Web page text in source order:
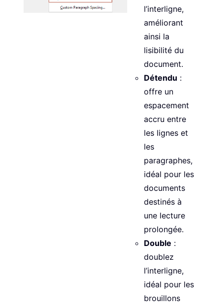
l’interligne,
améliorant
ainsi la
lisibilité du
document.
Détendu :
offre un
espacement
accru entre
les lignes et
les
paragraphes,
idéal pour les
documents
destinés à
une lecture
prolongée.
Double :
doublez
l’interligne,
idéal pour les
brouillons